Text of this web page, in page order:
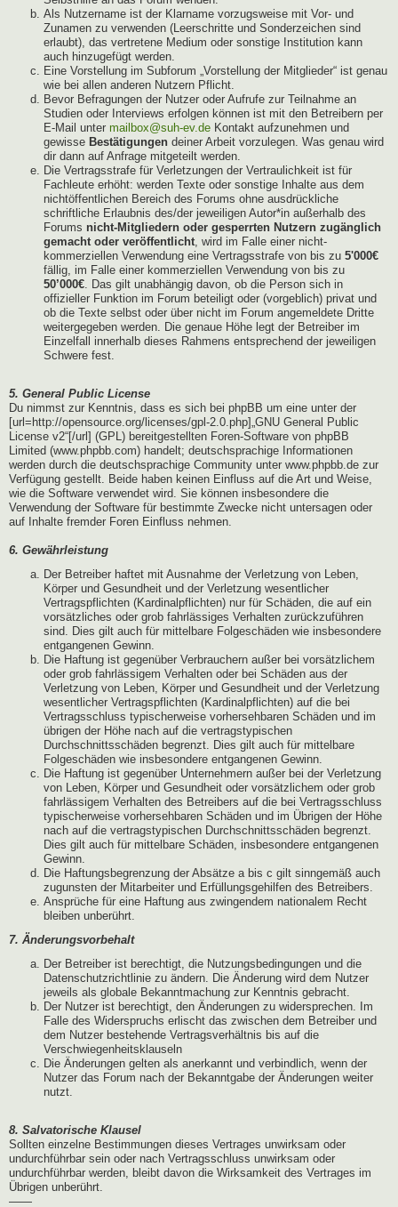
Als Nutzername ist der Klarname vorzugsweise mit Vor- und
Zunamen zu verwenden (Leerschritte und Sonderzeichen sind
erlaubt), das vertretene Medium oder sonstige Institution kann
auch hinzugefügt werden.
Eine Vorstellung im Subforum „Vorstellung der Mitglieder“ ist genau
wie bei allen anderen Nutzern Pflicht.
Bevor Befragungen der Nutzer oder Aufrufe zur Teilnahme an
Studien oder Interviews erfolgen können ist mit den Betreibern per
E-Mail unter mailbox@suh-ev.de Kontakt aufzunehmen und
gewisse Bestätigungen deiner Arbeit vorzulegen. Was genau wird
dir dann auf Anfrage mitgeteilt werden.
Die Vertragsstrafe für Verletzungen der Vertraulichkeit ist für
Fachleute erhöht: werden Texte oder sonstige Inhalte aus dem
nichtöffentlichen Bereich des Forums ohne ausdrückliche
schriftliche Erlaubnis des/der jeweiligen Autor*in außerhalb des
Forums nicht-Mitgliedern oder gesperrten Nutzern zugänglich
gemacht oder veröffentlicht , wird im Falle einer nicht-
kommerziellen Verwendung eine Vertragsstrafe von bis zu 5'000€
fällig, im Falle einer kommerziellen Verwendung von bis zu
50’000€ . Das gilt unabhängig davon, ob die Person sich in
offizieller Funktion im Forum beteiligt oder (vorgeblich) privat und
ob die Texte selbst oder über nicht im Forum angemeldete Dritte
weitergegeben werden. Die genaue Höhe legt der Betreiber im
Einzelfall innerhalb dieses Rahmens entsprechend der jeweiligen
Schwere fest.
5. General Public License
Du nimmst zur Kenntnis, dass es sich bei phpBB um eine unter der
[url=http://opensource.org/licenses/gpl-2.0.php]„GNU General Public
License v2“[/url] (GPL) bereitgestellten Foren-Software von phpBB
Limited (www.phpbb.com) handelt; deutschsprachige Informationen
werden durch die deutschsprachige Community unter www.phpbb.de zur
Verfügung gestellt. Beide haben keinen Einfluss auf die Art und Weise,
wie die Software verwendet wird. Sie können insbesondere die
Verwendung der Software für bestimmte Zwecke nicht untersagen oder
auf Inhalte fremder Foren Einfluss nehmen.
6. Gewährleistung
Der Betreiber haftet mit Ausnahme der Verletzung von Leben,
Körper und Gesundheit und der Verletzung wesentlicher
Vertragspflichten (Kardinalpflichten) nur für Schäden, die auf ein
vorsätzliches oder grob fahrlässiges Verhalten zurückzuführen
sind. Dies gilt auch für mittelbare Folgeschäden wie insbesondere
entgangenen Gewinn.
Die Haftung ist gegenüber Verbrauchern außer bei vorsätzlichem
oder grob fahrlässigem Verhalten oder bei Schäden aus der
Verletzung von Leben, Körper und Gesundheit und der Verletzung
wesentlicher Vertragspflichten (Kardinalpflichten) auf die bei
Vertragsschluss typischerweise vorhersehbaren Schäden und im
übrigen der Höhe nach auf die vertragstypischen
Durchschnittsschäden begrenzt. Dies gilt auch für mittelbare
Folgeschäden wie insbesondere entgangenen Gewinn.
Die Haftung ist gegenüber Unternehmern außer bei der Verletzung
von Leben, Körper und Gesundheit oder vorsätzlichem oder grob
fahrlässigem Verhalten des Betreibers auf die bei Vertragsschluss
typischerweise vorhersehbaren Schäden und im Übrigen der Höhe
nach auf die vertragstypischen Durchschnittsschäden begrenzt.
Dies gilt auch für mittelbare Schäden, insbesondere entgangenen
Gewinn.
Die Haftungsbegrenzung der Absätze a bis c gilt sinngemäß auch
zugunsten der Mitarbeiter und Erfüllungsgehilfen des Betreibers.
Ansprüche für eine Haftung aus zwingendem nationalem Recht
bleiben unberührt.
7. Änderungsvorbehalt
Der Betreiber ist berechtigt, die Nutzungsbedingungen und die
Datenschutzrichtlinie zu ändern. Die Änderung wird dem Nutzer
jeweils als globale Bekanntmachung zur Kenntnis gebracht.
Der Nutzer ist berechtigt, den Änderungen zu widersprechen. Im
Falle des Widerspruchs erlischt das zwischen dem Betreiber und
dem Nutzer bestehende Vertragsverhältnis bis auf die
Verschwiegenheitsklauseln
Die Änderungen gelten als anerkannt und verbindlich, wenn der
Nutzer das Forum nach der Bekanntgabe der Änderungen weiter
nutzt.
8. Salvatorische Klausel
Sollten einzelne Bestimmungen dieses Vertrages unwirksam oder
undurchführbar sein oder nach Vertragsschluss unwirksam oder
undurchführbar werden, bleibt davon die Wirksamkeit des Vertrages im
Übrigen unberührt.
——